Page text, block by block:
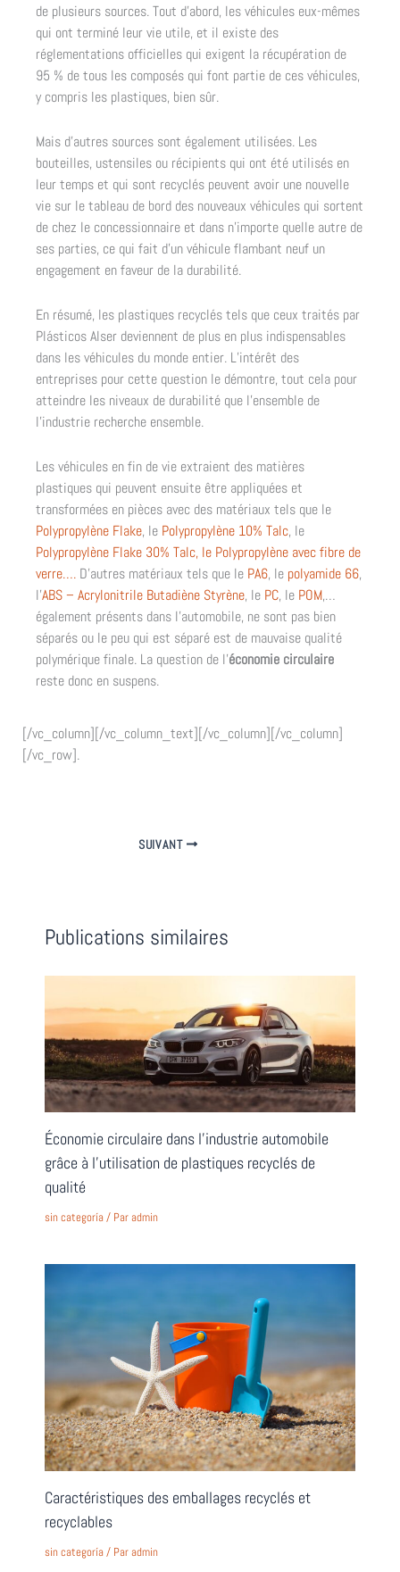
de plusieurs sources. Tout d’abord, les véhicules eux-mêmes
qui ont terminé leur vie utile, et il existe des
réglementations officielles qui exigent la récupération de
95 % de tous les composés qui font partie de ces véhicules,
y compris les plastiques, bien sûr.
Mais d’autres sources sont également utilisées. Les
bouteilles, ustensiles ou récipients qui ont été utilisés en
leur temps et qui sont recyclés peuvent avoir une nouvelle
vie sur le tableau de bord des nouveaux véhicules qui sortent
de chez le concessionnaire et dans n’importe quelle autre de
ses parties, ce qui fait d’un véhicule flambant neuf un
engagement en faveur de la durabilité.
En résumé, les plastiques recyclés tels que ceux traités par
Plásticos Alser deviennent de plus en plus indispensables
dans les véhicules du monde entier. L’intérêt des
entreprises pour cette question le démontre, tout cela pour
atteindre les niveaux de durabilité que l’ensemble de
l’industrie recherche ensemble.
Les véhicules en fin de vie extraient des matières
plastiques qui peuvent ensuite être appliquées et
transformées en pièces avec des matériaux tels que le
Polypropylène Flake, le Polypropylène 10% Talc, le
Polypropylène Flake 30% Talc, le Polypropylène avec fibre de
verre…. D’autres matériaux tels que le PA6, le polyamide 66,
l’ABS – Acrylonitrile Butadiène Styrène, le PC, le POM,…
également présents dans l’automobile, ne sont pas bien
séparés ou le peu qui est séparé est de mauvaise qualité
polymérique finale. La question de l’économie circulaire
reste donc en suspens.
[/vc_column][/vc_column_text][/vc_column][/vc_column]
[/vc_row].
SUIVANT
Publications similaires
Économie circulaire dans l’industrie automobile
grâce à l’utilisation de plastiques recyclés de
qualité
sin categoría/ Paradmin
Caractéristiques des emballages recyclés et
recyclables
sin categoría/ Paradmin